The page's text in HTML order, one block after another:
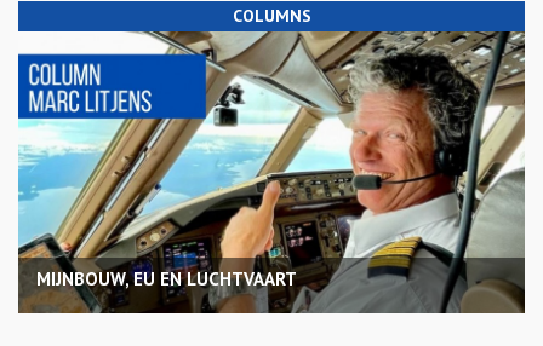
COLUMNS
MIJNBOUW, EU EN LUCHTVAART